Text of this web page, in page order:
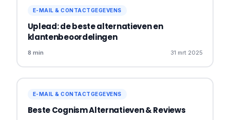
E-MAIL & CONTACTGEGEVENS
Uplead: de beste alternatieven en
klantenbeoordelingen
8 min 31 mrt 2025
E-MAIL & CONTACTGEGEVENS
Beste Cognism Alternatieven & Reviews